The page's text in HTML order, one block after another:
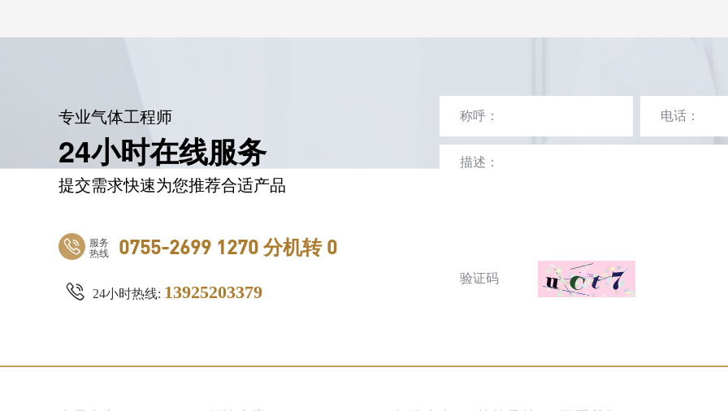
专业气体工程师
24小时在线服务
提交需求快速为您推荐合适产品
服务
热线 0755-2699 1270 分机转 0
24小时热线: 13925203379